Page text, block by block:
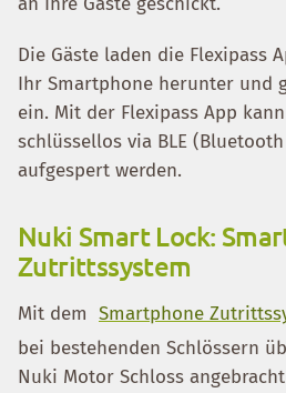
Die Gäste laden die Flexipass
Ihr Smartphone herunter und
ein. Mit der Flexipass App
schlüssellos via BLE
aufgespert werden.
Nuki Smart Lock:
Zutrittssystem
Mit dem Smartphone
bei bestehenden Schlössern
Nuki Motor Schloss